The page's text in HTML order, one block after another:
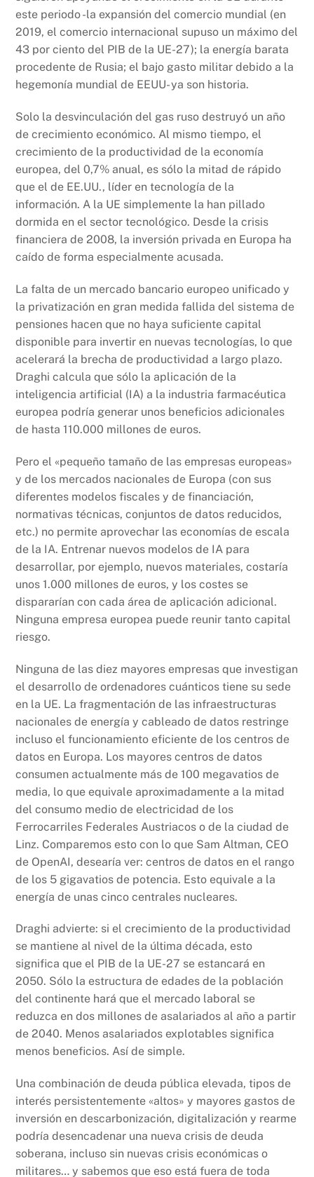
este periodo -la expansión del comercio mundial (en
2019, el comercio internacional supuso un máximo del
43 por ciento del PIB de la UE-27); la energía barata
procedente de Rusia; el bajo gasto militar debido a la
hegemonía mundial de EEUU- ya son historia.
Solo la desvinculación del gas ruso destruyó un año
de crecimiento económico. Al mismo tiempo, el
crecimiento de la productividad de la economía
europea, del 0,7% anual, es sólo la mitad de rápido
que el de EE.UU., líder en tecnología de la
información. A la UE simplemente la han pillado
dormida en el sector tecnológico. Desde la crisis
financiera de 2008, la inversión privada en Europa ha
caído de forma especialmente acusada.
La falta de un mercado bancario europeo unificado y
la privatización en gran medida fallida del sistema de
pensiones hacen que no haya suficiente capital
disponible para invertir en nuevas tecnologías, lo que
acelerará la brecha de productividad a largo plazo.
Draghi calcula que sólo la aplicación de la
inteligencia artificial (IA) a la industria farmacéutica
europea podría generar unos beneficios adicionales
de hasta 110.000 millones de euros.
Pero el «pequeño tamaño de las empresas europeas»
y de los mercados nacionales de Europa (con sus
diferentes modelos fiscales y de financiación,
normativas técnicas, conjuntos de datos reducidos,
etc.) no permite aprovechar las economías de escala
de la IA. Entrenar nuevos modelos de IA para
desarrollar, por ejemplo, nuevos materiales, costaría
unos 1.000 millones de euros, y los costes se
dispararían con cada área de aplicación adicional.
Ninguna empresa europea puede reunir tanto capital
riesgo.
Ninguna de las diez mayores empresas que investigan
el desarrollo de ordenadores cuánticos tiene su sede
en la UE. La fragmentación de las infraestructuras
nacionales de energía y cableado de datos restringe
incluso el funcionamiento eficiente de los centros de
datos en Europa. Los mayores centros de datos
consumen actualmente más de 100 megavatios de
media, lo que equivale aproximadamente a la mitad
del consumo medio de electricidad de los
Ferrocarriles Federales Austriacos o de la ciudad de
Linz. Comparemos esto con lo que Sam Altman, CEO
de OpenAI, desearía ver: centros de datos en el rango
de los 5 gigavatios de potencia. Esto equivale a la
energía de unas cinco centrales nucleares.
Draghi advierte: si el crecimiento de la productividad
se mantiene al nivel de la última década, esto
significa que el PIB de la UE-27 se estancará en
2050. Sólo la estructura de edades de la población
del continente hará que el mercado laboral se
reduzca en dos millones de asalariados al año a partir
de 2040. Menos asalariados explotables significa
menos beneficios. Así de simple.
Una combinación de deuda pública elevada, tipos de
interés persistentemente «altos» y mayores gastos de
inversión en descarbonización, digitalización y rearme
podría desencadenar una nueva crisis de deuda
soberana, incluso sin nuevas crisis económicas o
militares… y sabemos que eso está fuera de toda